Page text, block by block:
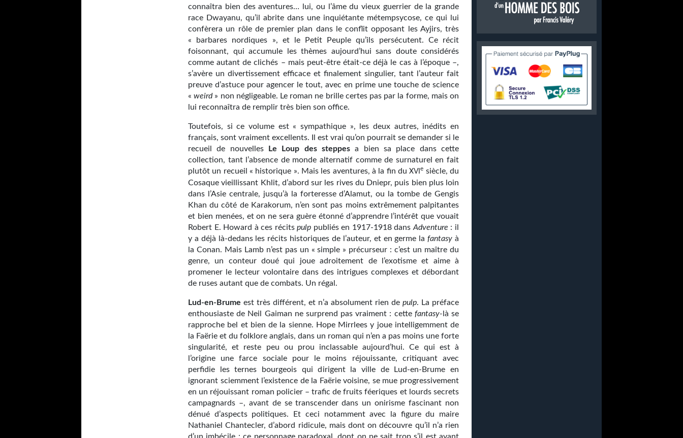
connaîtra bien des aventures… lui, ou l’âme du vieux guerrier de la grande
race Dwayanu, qu’il abrite dans une inquiétante métempsycose, ce qui lui
confèrera un rôle de premier plan dans le conflit opposant les Ayjirs, très
« barbares nordiques », et le Petit Peuple qu’ils persécutent. Ce récit
foisonnant, qui accumule les thèmes aujourd’hui sans doute considérés
comme autant de clichés – mais peut-être était-ce déjà le cas à l’époque –,
s’avère un divertissement efficace et finalement singulier, tant l’auteur fait
preuve d’astuce pour agencer le tout, avec en prime une touche de science
«weird» non négligeable. Le roman ne brille certes pas par la forme, mais on
lui reconnaîtra de remplir très bien son office.
Toutefois, si ce volume est « sympathique », les deux autres, inédits en
français, sont vraiment excellents. Il est vrai qu’on pourrait se demander si le
recueil de nouvelles
Le Loup des steppes a bien sa place dans cette
collection, tant l’absence de monde alternatif comme de surnaturel en fait
plutôt un recueil « historique ». Mais les aventures, à la fin duXVIe siècle, du
Cosaque vieillissant Khlit, d’abord sur les rives du Dniepr, puis bien plus loin
dans l’Asie centrale, jusqu’à la forteresse d’Alamut, ou la tombe de Gengis
Khan du côté de Karakorum, n’en sont pas moins extrêmement palpitantes
et bien menées, et on ne sera guère étonné d’apprendre l’intérêt que vouait
Robert E. Howard à ces récitspulp publiés en 1917-1918 dans Adventure : il
y a déjà là-dedans les récits historiques de l’auteur, et en germe lafantasy à
la Conan. Mais Lamb n’est pas un « simple » précurseur : c’est un maître du
genre, un conteur doué qui joue adroitement de l’exotisme et aime à
promener le lecteur volontaire dans des intrigues complexes et débordant
de ruses autant que de combats. Un régal.
Lud-en-Brume est très différent, et n’a absolument rien de pulp. La préface
enthousiaste de Neil Gaiman ne surprend pas vraiment : cette fantasy- là se
rapproche bel et bien de la sienne. Hope Mirrlees y joue intelligemment de
la Faërie et du folklore anglais, dans un roman qui n’en a pas moins une forte
singularité, et reste peu ou prou inclassable aujourd’hui. Ce qui est à
l’origine une farce sociale pour le moins réjouissante, critiquant avec
perfidie les ternes bourgeois qui dirigent la ville de Lud-en-Brume en
ignorant sciemment l’existence de la Faërie voisine, se mue progressivement
en un réjouissant roman policier – trafic de fruits féeriques et lourds secrets
campagnards –, avant de se transcender dans un onirisme fascinant non
dénué d’aspects politiques. Et ceci notamment avec la figure du maire
Nathaniel Chantecler, d’abord ridicule, mais dont on découvre qu’il n’a rien